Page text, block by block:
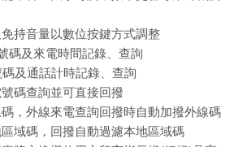
持音量以數位按鍵方式調整
碼及來電時間記錄、查詢
及通話計時記錄、查詢
碼查詢並可直接回撥
，外線來電查詢回撥時自動加撥外線碼
域碼，回撥自動過濾本地區域碼